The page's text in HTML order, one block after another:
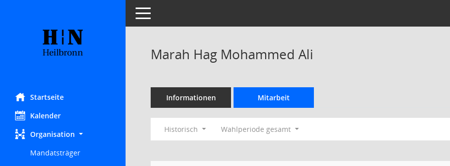
Startseite
Kalender
Organisation
Mandatsträger
Toggle navigation
Marah Hag Mohammed Ali
Informationen Mitarbeit
Historisch Wahlperiode gesamt